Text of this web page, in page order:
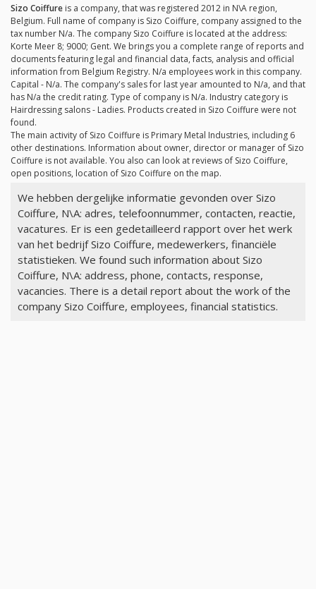
Sizo Coiffure is a company, that was registered 2012 in N\A region,
Belgium. Full name of company is Sizo Coiffure, company assigned to the
tax number N/a. The company Sizo Coiffure is located at the address:
Korte Meer 8; 9000; Gent. We brings you a complete range of reports and
documents featuring legal and financial data, facts, analysis and official
information from Belgium Registry. N/a employees work in this company.
Capital - N/a. The company's sales for last year amounted to N/a, and that
has N/a the credit rating. Type of company is N/a. Industry category is
Hairdressing salons - Ladies. Products created in Sizo Coiffure were not
found.
The main activity of Sizo Coiffure is Primary Metal Industries, including 6
other destinations. Information about owner, director or manager of Sizo
Coiffure is not available. You also can look at reviews of Sizo Coiffure,
open positions, location of Sizo Coiffure on the map.
We hebben dergelijke informatie gevonden over Sizo
Coiffure, N\A: adres, telefoonnummer, contacten, reactie,
vacatures. Er is een gedetailleerd rapport over het werk
van het bedrijf Sizo Coiffure, medewerkers, financiële
statistieken. We found such information about Sizo
Coiffure, N\A: address, phone, contacts, response,
vacancies. There is a detail report about the work of the
company Sizo Coiffure, employees, financial statistics.